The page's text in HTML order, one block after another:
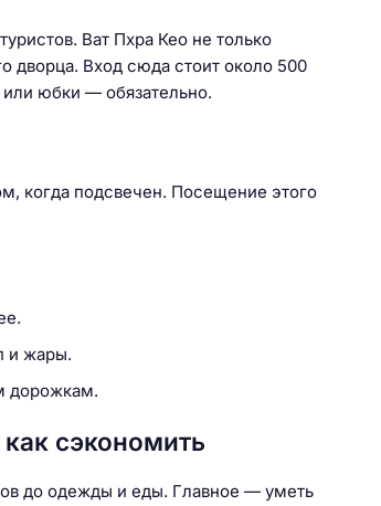
Ват Пхра Кео не только
дворца. Вход сюда стоит около 500
юбки — обязательно.
когда подсвечен. Посещение этого
и жары.
дорожкам.
сэкономить
до одежды и еды. Главное — уметь